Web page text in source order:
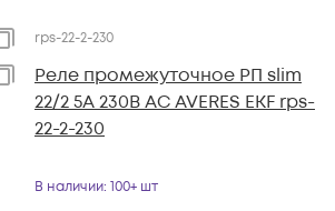
rps-22-2-230
Реле промежуточное РП slim
22/2 5А 230В AC AVERES EKF rps-
22-2-230
В наличии: 100+ шт